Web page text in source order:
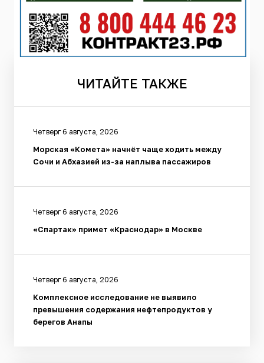
ЧИТАЙТЕ ТАКЖЕ
Четверг 6 августа, 2026
Морская «Комета» начнёт чаще ходить между
Сочи и Абхазией из-за наплыва пассажиров
Четверг 6 августа, 2026
«Спартак» примет «Краснодар» в Москве
Четверг 6 августа, 2026
Комплексное исследование не выявило
превышения содержания нефтепродуктов у
берегов Анапы